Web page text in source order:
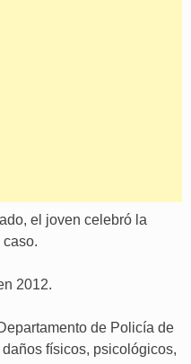
el joven celebró la
2012.
de Policía de
físicos, psicológicos,